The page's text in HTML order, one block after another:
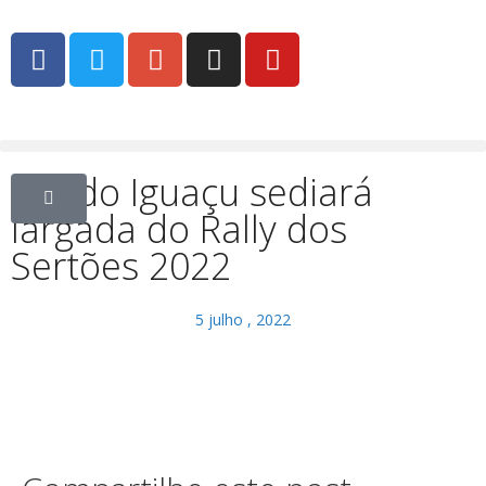
Foz do Iguaçu sediará
largada do Rally dos
Sertões 2022
5 julho , 2022